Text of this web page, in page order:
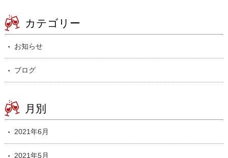
カテゴリー
お知らせ
ブログ
月別
2021年6月
2021年5月